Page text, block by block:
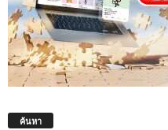
ค้นหา